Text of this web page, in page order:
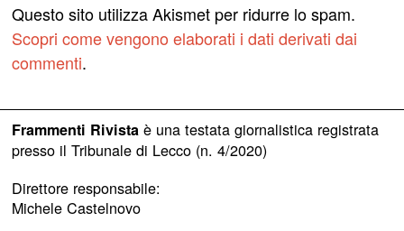
Questo sito utilizza Akismet per ridurre lo spam.
Scopri come vengono elaborati i dati derivati dai
commenti.
Frammenti Rivistaè una testata giornalistica registrata
presso il Tribunale di Lecco (n. 4/2020)
Direttore responsabile:
Michele Castelnovo